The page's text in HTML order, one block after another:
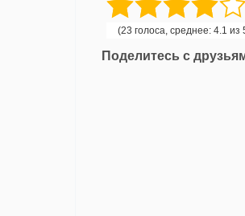
(23 голоса, среднее: 4.1 из
Поделитесь с